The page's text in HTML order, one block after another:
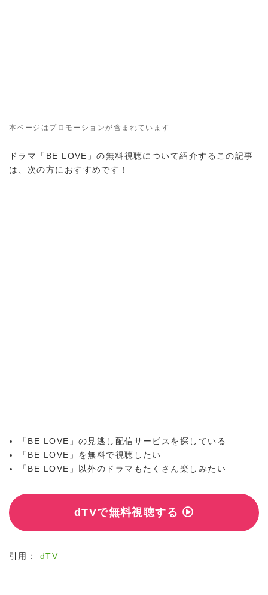
本ページはプロモーションが含まれています
ドラマ「BE LOVE」の無料視聴について紹介するこの記事
は、次の方におすすめです！
「BE LOVE」の見逃し配信サービスを探している
「BE LOVE」を無料で視聴したい
「BE LOVE」以外のドラマもたくさん楽しみたい
dTVで無料視聴する
引用： dTV